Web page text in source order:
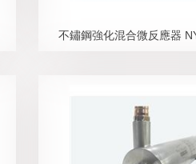
不鏽鋼強化混合微反應器